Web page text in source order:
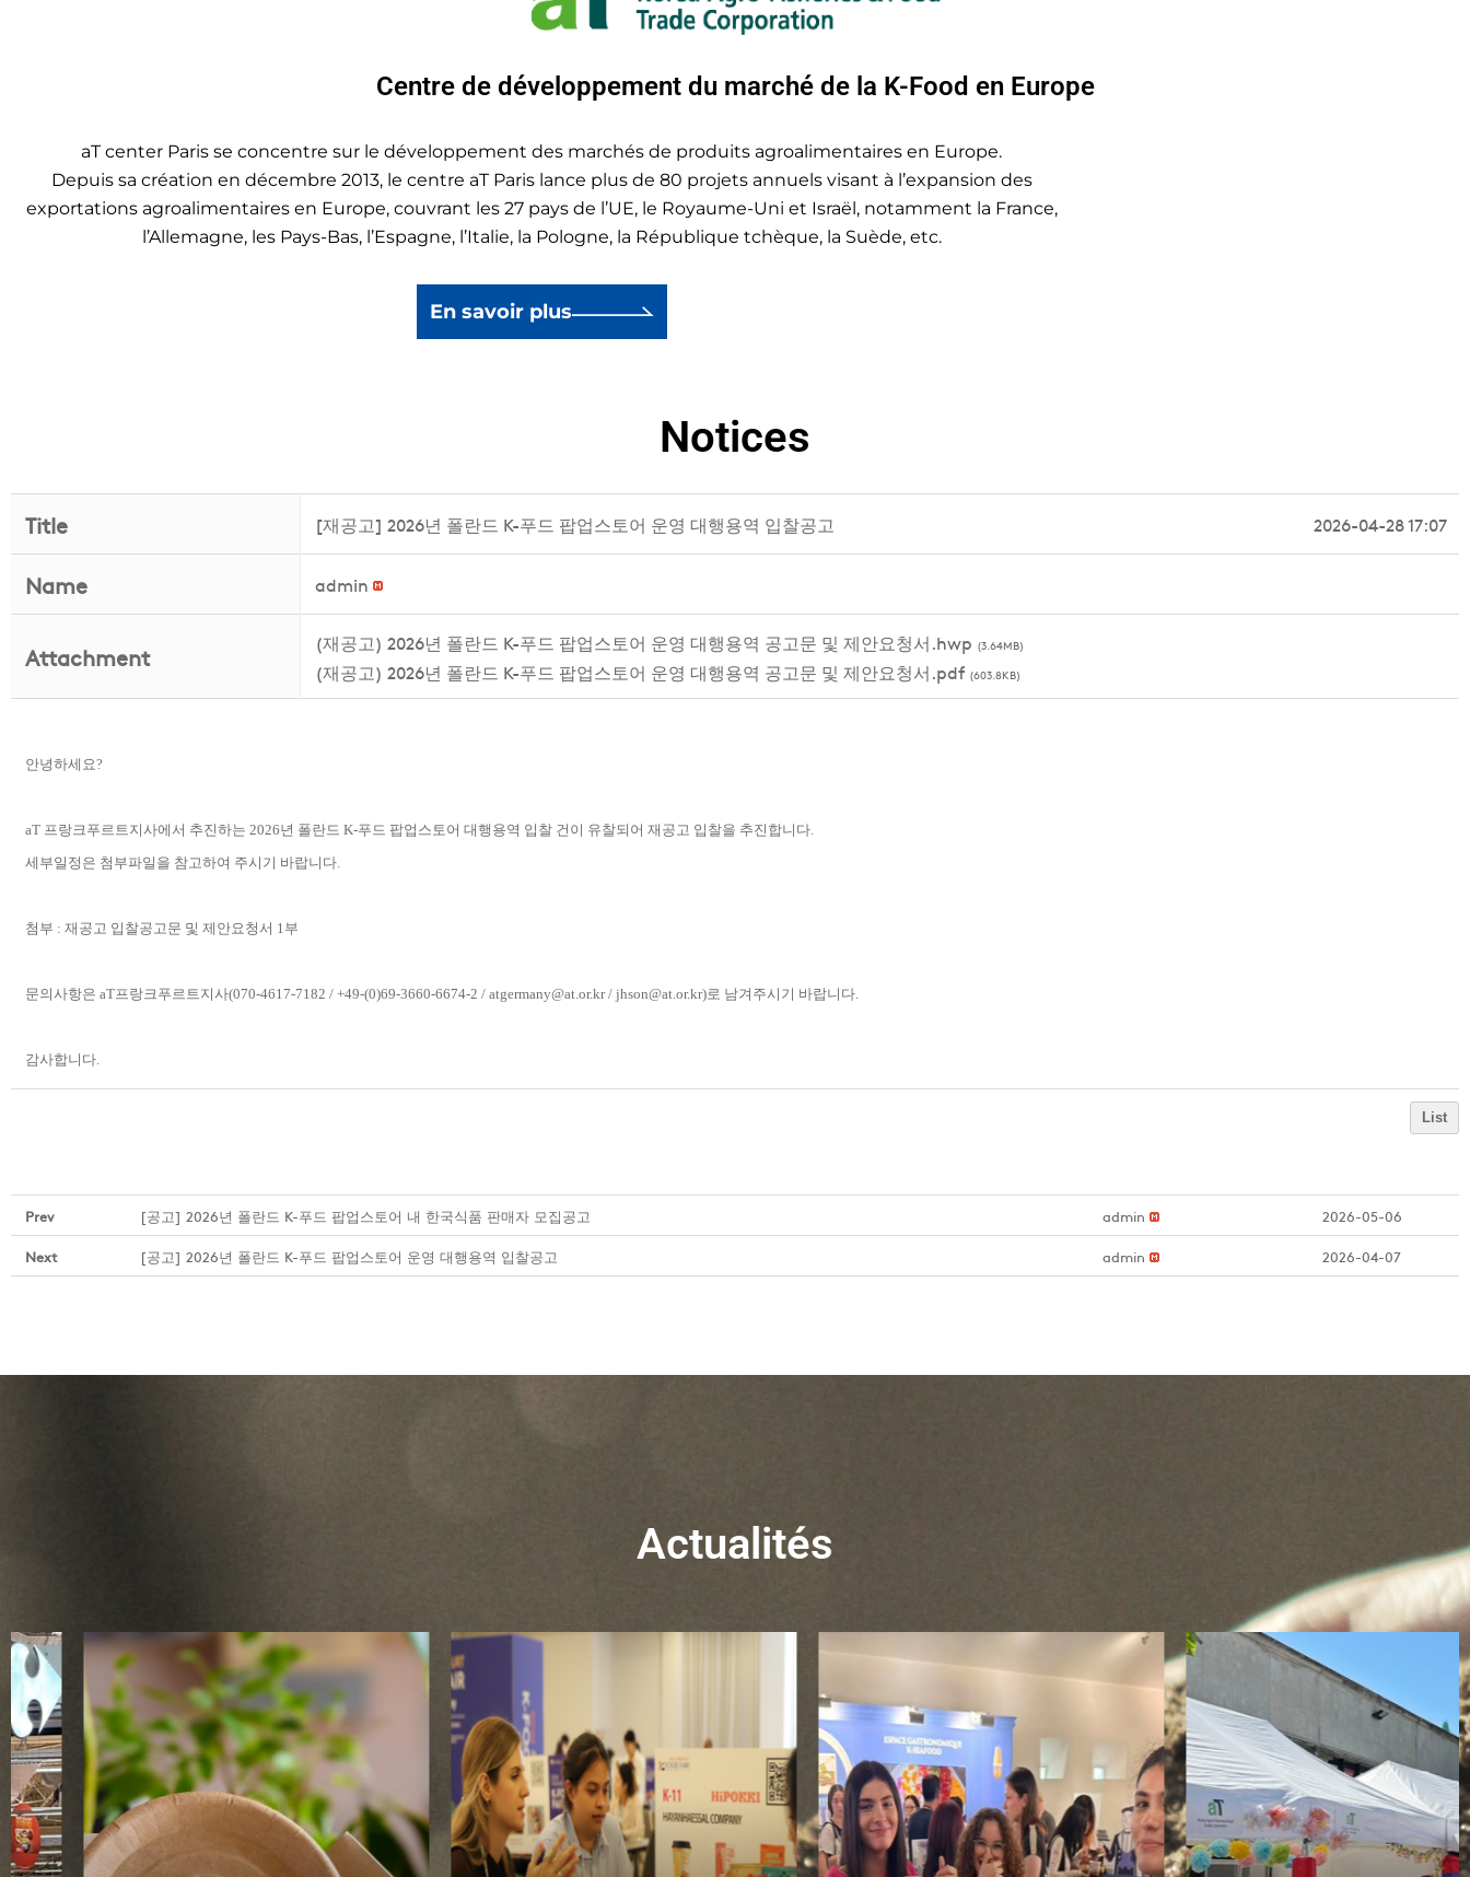
Centre de développement du marché de la K-Food en Europe
aT center Paris se concentre sur le développement des marchés de produits agroalimentaires en Europe.
Depuis sa création en décembre 2013, le centre aT Paris lance plus de 80 projets annuels visant à l’expansion des
exportations agroalimentaires en Europe, couvrant les 27 pays de l’UE, le Royaume-Uni et Israël, notamment la France,
l’Allemagne, les Pays-Bas, l’Espagne, l’Italie, la Pologne, la République tchèque, la Suède, etc.
En savoir plus
Notices
Title [재공고] 2026년 폴란드 K-푸드 팝업스토어 운영 대행용역 입찰공고 2026-04-28 17:07
Name admin
Attachment (재공고) 2026년 폴란드 K-푸드 팝업스토어 운영 대행용역 공고문 및 제안요청서.hwp (3.64MB)
(재공고) 2026년 폴란드 K-푸드 팝업스토어 운영 대행용역 공고문 및 제안요청서.pdf (603.8KB)
안녕하세요?
aT 프랑크푸르트지사에서 추진하는 2026년 폴란드 K-푸드 팝업스토어 대행용역 입찰 건이 유찰되어 재공고 입찰을 추진합니다.
세부일정은 첨부파일을 참고하여 주시기 바랍니다.
첨부 : 재공고 입찰공고문 및 제안요청서 1부
문의사항은 aT프랑크푸르트지사(070-4617-7182 / +49-(0)69-3660-6674-2 / atgermany@at.or.kr / jhson@at.or.kr)로 남겨주시기 바랍니다.
감사합니다.
List
Prev [공고] 2026년 폴란드 K-푸드 팝업스토어 내 한국식품 판매자 모집공고 admin 2026-05-06
Next [공고] 2026년 폴란드 K-푸드 팝업스토어 운영 대행용역 입찰공고 admin 2026-04-07
Actualités